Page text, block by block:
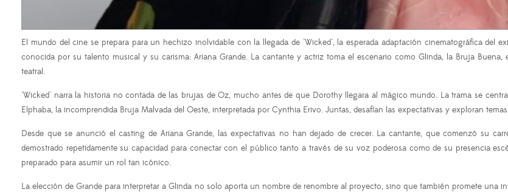
El mundo del cine se prepara para un hechizo inolvidable con la llegada de "Wicked", la esperada adaptación cinematográfica del
conocida por su talento musical y su carisma: Ariana Grande. La cantante y actriz toma el escenario como Glinda, la Bruja
teatral.
"Wicked" narra la historia no contada de las brujas de Oz, mucho antes de que Dorothy llegara al mágico mundo. La trama se
Elphaba, la incomprendida Bruja Malvada del Oeste, interpretada por Cynthia Erivo. Juntas, desafían las expectativas y exploran
Desde que se anunció el casting de Ariana Grande, las expectativas no han dejado de crecer. La cantante, que comenzó su
demostrado repetidamente su capacidad para conectar con el público tanto a través de su voz poderosa como de su presencia
preparado para asumir un rol tan icónico.
La elección de Grande para interpretar a Glinda no solo aporta un nombre de renombre al proyecto, sino que también promete una